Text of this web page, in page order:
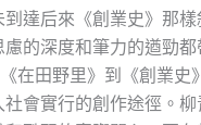
達后來《創業史》那
的深度和筆力的遒勁
在田野里》到《創業史
會實行的創作途徑。